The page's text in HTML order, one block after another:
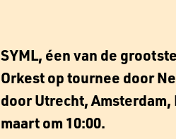
SYML, éen van de
Orkest op tournee door
door Utrecht,
maart om 10:00.